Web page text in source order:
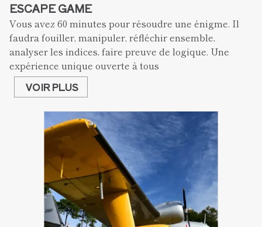
ESCAPE GAME
Vous avez 60 minutes pour résoudre une énigme. Il
faudra fouiller, manipuler, réfléchir ensemble,
analyser les indices, faire preuve de logique. Une
expérience unique ouverte à tous
VOIR PLUS